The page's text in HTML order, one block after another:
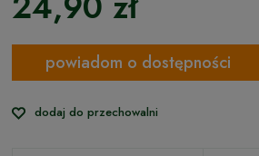
powiadom o dostępności
dodaj do przechowalni